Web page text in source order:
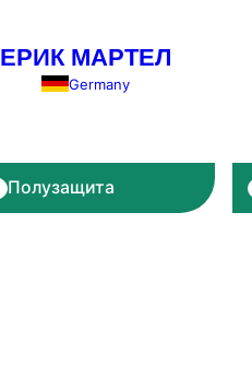
ЕРИК МАРТЕЛ
Germany
Полузащита